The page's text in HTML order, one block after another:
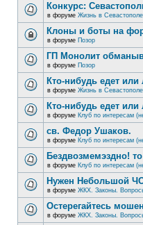
Конкурс:
в форуме Жизнь в
Клоны и боты на
в форуме Позор
ГП Монолит
в форуме Позор
Кто-нибудь едет
в форуме Жизнь в
Кто-нибудь едет
в форуме Клуб по интересам
св. Федор Ушаков.
в форуме Клуб по интересам
Бездвозмемэздно!
в форуме Клуб по интересам
Нужен Небольшой
в форуме ЖКХ. Законы.
Остерегайтесь
в форуме ЖКХ. Законы.